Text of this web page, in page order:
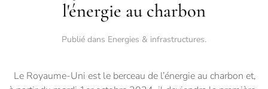
l'énergie au charbon
Publié dans Energies & infrastructures.
Le Royaume-Uni est le berceau de l’énergie au charbon et,